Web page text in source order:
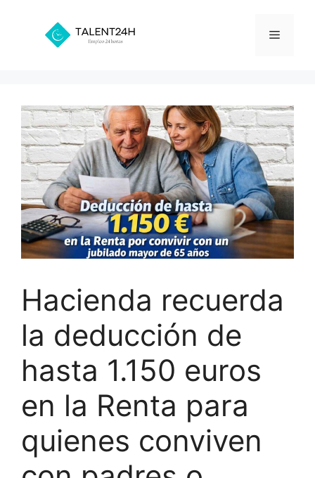
contenido
Menú
Hacienda recuerda
la deducción de
hasta 1.150 euros
en la Renta para
quienes conviven